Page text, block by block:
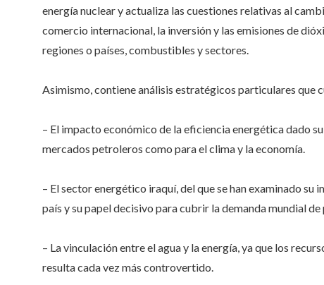
energía nuclear y actualiza las cuestiones relativas al
comercio internacional, la inversión y las emisiones de
regiones o países, combustibles y sectores.
Asimismo, contiene análisis estratégicos particulares que
– El impacto económico de la eficiencia energética dado
mercados petroleros como para el clima y la economía.
– El sector energético iraquí, del que se han examinado
país y su papel decisivo para cubrir la demanda mundial
– La vinculación entre el agua y la energía, ya que los
resulta cada vez más controvertido.